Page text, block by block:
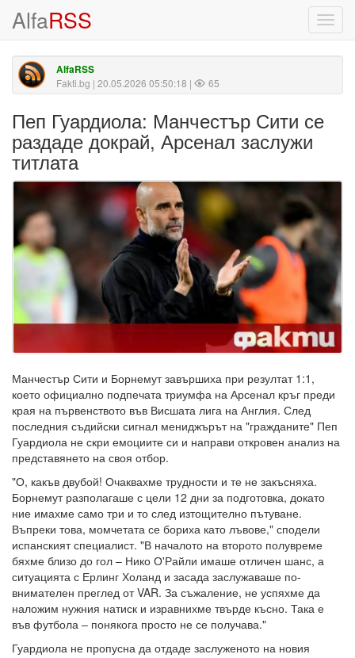
AlfaRSS
AlfaRSS
Fakti.bg | 20.05.2026 05:50:18 | 65
Пеп Гуардиола: Манчестър Сити се
раздаде докрай, Арсенал заслужи
титлата
Манчестър Сити и Борнемут завършиха при резултат 1:1,
което официално подпечата триумфа на Арсенал кръг преди
края на първенството във Висшата лига на Англия. След
последния съдийски сигнал мениджърът на "гражданите" Пеп
Гуардиола не скри емоциите си и направи откровен анализ на
представянето на своя отбор.
"О, какъв двубой! Очаквахме трудности и те не закъсняха.
Борнемут разполагаше с цели 12 дни за подготовка, докато
ние имахме само три и то след изтощително пътуване.
Въпреки това, момчетата се бориха като лъвове," сподели
испанският специалист. "В началото на второто полувреме
бяхме близо до гол – Нико О'Райли имаше отличен шанс, а
ситуацията с Ерлинг Холанд и засада заслужаваше по-
внимателен преглед от VAR. За съжаление, не успяхме да
наложим нужния натиск и изравнихме твърде късно. Така е
във футбола – понякога просто не се получава."
Гуардиола не пропусна да отдаде заслуженото на новия